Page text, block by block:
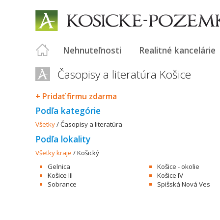
Nehnuteľnosti Realitné kancelárie
Časopisy a literatúra Košice
+ Pridať firmu zdarma
Podľa kategórie
Všetky/Časopisy a literatúra
Podľa lokality
Všetky kraje /Košický
Gelnica
Košice - okolie
Košice III
Košice IV
Sobrance
Spišská Nová Ves